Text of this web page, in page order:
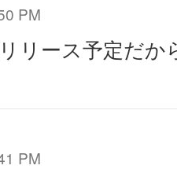
PM
リース予定だか
PM